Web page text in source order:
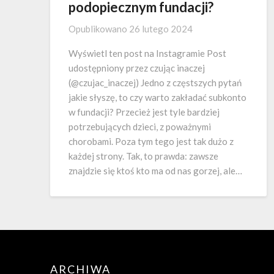
podopiecznym fundacji?
Opublikowano 26 lutego 2024
Wyświetl ten post na Instagramie Post
udostępniony przez czując inaczej
(@czujac_inaczej) Jedno z częstszych pytań
jakie słyszę, to czy warto zakładać subkonto
w fundacji? Przecież jest tyle bardziej
potrzebujących dzieci, z poważnymi
chorobami. Poza tym tego jest tak dużo z
każdej strony. Tak, to prawda: zawsze
znajdzie się ktoś kto ma od nas gorzej, ale…
ARCHIWA